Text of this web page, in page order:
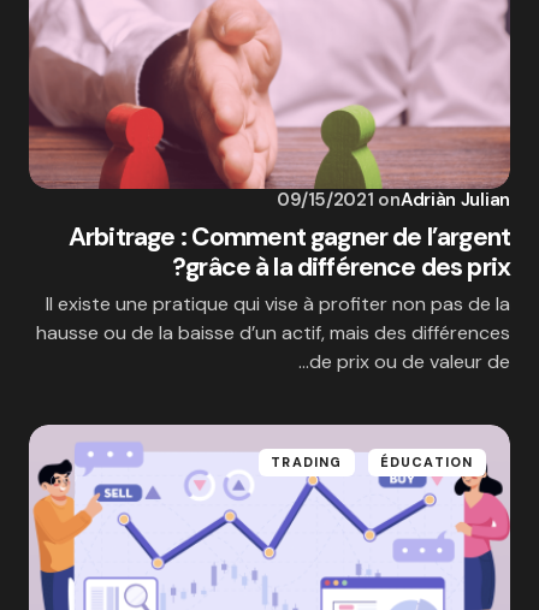
Adriàn Julian
on
09/15/2021
Arbitrage : Comment gagner de l’argent
grâce à la différence des prix?
Il existe une pratique qui vise à profiter non pas de la
hausse ou de la baisse d’un actif, mais des différences
de prix ou de valeur de…
ÉDUCATION
TRADING